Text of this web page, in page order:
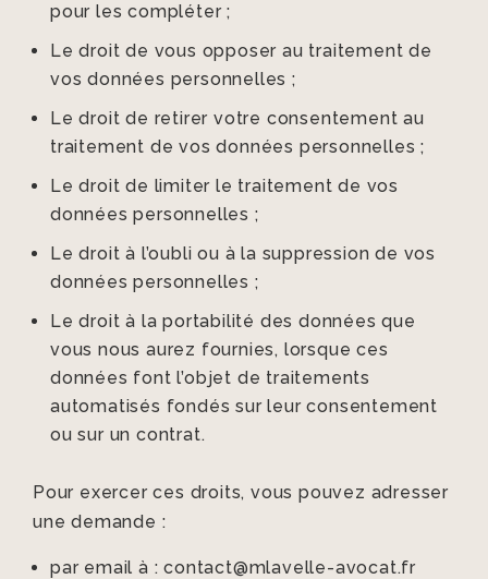
pour les compléter ;
Le droit de vous opposer au traitement de
vos données personnelles ;
Le droit de retirer votre consentement au
traitement de vos données personnelles ;
Le droit de limiter le traitement de vos
données personnelles ;
Le droit à l’oubli ou à la suppression de vos
données personnelles ;
Le droit à la portabilité des données que
vous nous aurez fournies, lorsque ces
données font l’objet de traitements
automatisés fondés sur leur consentement
ou sur un contrat.
Pour exercer ces droits, vous pouvez adresser
une demande :
par email à : contact@mlavelle-avocat.fr